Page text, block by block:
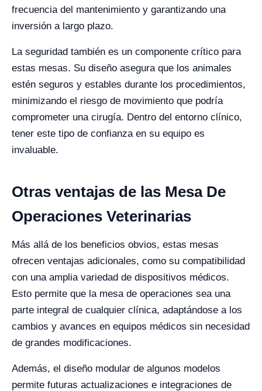
frecuencia del mantenimiento y garantizando una
inversión a largo plazo.
La seguridad también es un componente crítico para
estas mesas. Su diseño asegura que los animales
estén seguros y estables durante los procedimientos,
minimizando el riesgo de movimiento que podría
comprometer una cirugía. Dentro del entorno clínico,
tener este tipo de confianza en su equipo es
invaluable.
Otras ventajas de las Mesa De
Operaciones Veterinarias
Más allá de los beneficios obvios, estas mesas
ofrecen ventajas adicionales, como su compatibilidad
con una amplia variedad de dispositivos médicos.
Esto permite que la mesa de operaciones sea una
parte integral de cualquier clínica, adaptándose a los
cambios y avances en equipos médicos sin necesidad
de grandes modificaciones.
Además, el diseño modular de algunos modelos
permite futuras actualizaciones e integraciones de